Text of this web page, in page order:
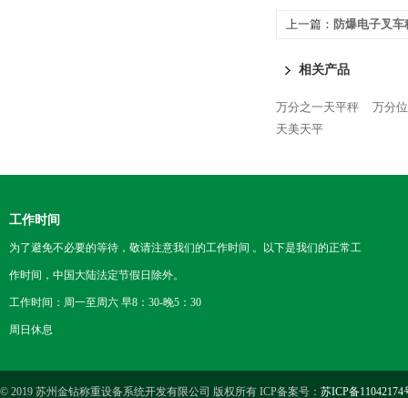
上一篇： 防爆电子叉车
相关产品
万分之一天平秤
万分
天美天平
工作时间
为了避免不必要的等待，敬请注意我们的工作时间 。以下是我们的正常工
作时间，中国大陆法定节假日除外。
工作时间：周一至周六 早8：30-晚5：30
周日休息
© 2019 苏州金钻称重设备系统开发有限公司 版权所有 ICP备案号： 苏ICP备11042174